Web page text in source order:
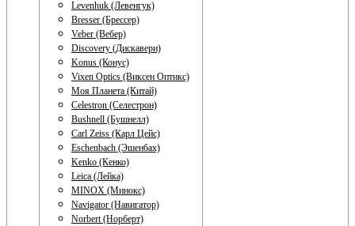
Levenhuk (Левенгук)
Bresser (Брессер)
Veber (Вебер)
Discovery (Дискавери)
Konus (Конус)
Vixen Optics (Виксен Оптикс)
Моя Планета (Китай)
Celestron (Селестрон)
Bushnell (Бушнелл)
Carl Zeiss (Карл Цейс)
Eschenbach (Эшенбах)
Kenko (Кенко)
Leica (Лейка)
MINOX (Минокс)
Navigator (Навигатор)
Norbert (Норберт)